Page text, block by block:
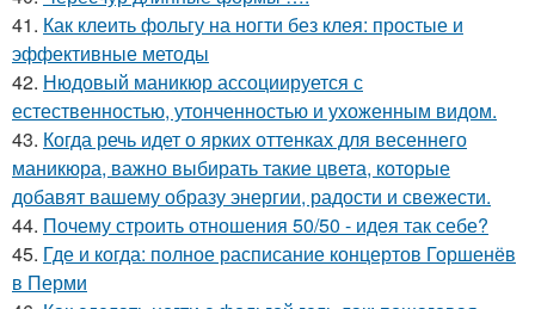
41. Как клеить фольгу на ногти без клея: простые и
эффективные методы
42. Нюдовый маникюр ассоциируется с
естественностью, утонченностью и ухоженным видом.
43. Когда речь идет о ярких оттенках для весеннего
маникюра, важно выбирать такие цвета, которые
добавят вашему образу энергии, радости и свежести.
44. Почему строить отношения 50/50 - идея так себе?
45. Где и когда: полное расписание концертов Горшенёв
в Перми